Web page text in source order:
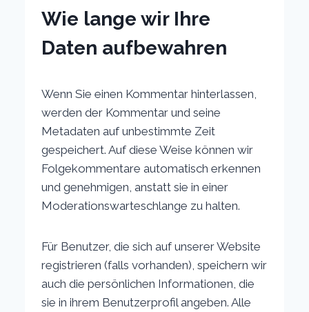
Wie lange wir Ihre
Daten aufbewahren
Wenn Sie einen Kommentar hinterlassen,
werden der Kommentar und seine
Metadaten auf unbestimmte Zeit
gespeichert. Auf diese Weise können wir
Folgekommentare automatisch erkennen
und genehmigen, anstatt sie in einer
Moderationswarteschlange zu halten.
Für Benutzer, die sich auf unserer Website
registrieren (falls vorhanden), speichern wir
auch die persönlichen Informationen, die
sie in ihrem Benutzerprofil angeben. Alle